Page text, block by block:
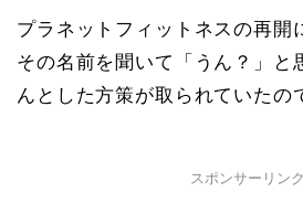
プラネットフィットネスの再開
その名前を聞いて「うん？」と
んとした方策が取られていたの
スポンサーリンク